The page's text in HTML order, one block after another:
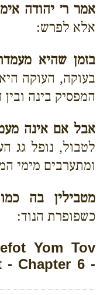
אמר ר׳ יהודה
אלא לפרש:
בזמן שהיא
בעוקה, העוקה
המפסיק בינה
אבל אם אינה
לטבול, נופל גג
ומתערבים מימי
מטבילין בה
כשפופרת הנוד:
Yom Tov
- Chapter 6 -